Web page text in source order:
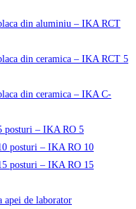
din aluminiu – IKA RCT
din ceramica – IKA RCT 5
din ceramica – IKA C-
posturi – IKA RO 5
posturi – IKA RO 10
posturi – IKA RO 15
apei de laborator